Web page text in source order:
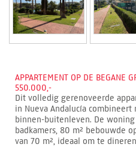
APPARTEMENT OP DE BEGANE
550.000,-
Dit volledig gerenoveerde
in Nueva Andalucía
binnen-buitenleven. De
badkamers, 80 m² bebouwde
van 70 m², ideaal om te